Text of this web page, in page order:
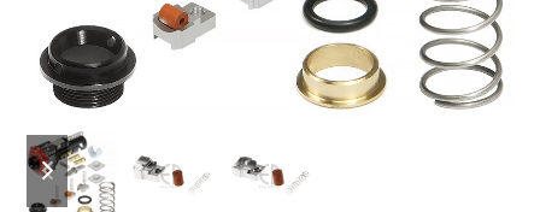
previous
slide
next
slide